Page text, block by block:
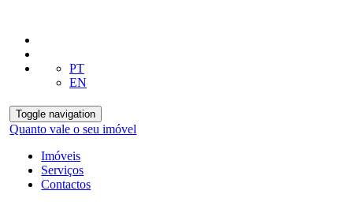
PT
EN
Toggle navigation
Quanto vale o seu imóvel
Imóveis
Serviços
Contactos